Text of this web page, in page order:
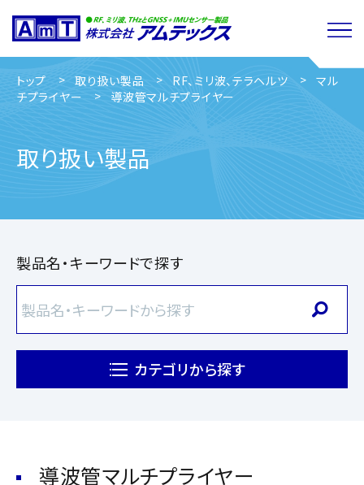
トップ 取り扱い製品 RF、ミリ波、テラヘルツ
マル
チプライヤー
導波管マルチプライヤー
取り扱い製品
導波管マルチプライヤー
製品名・キーワードで探す
カテゴリから探す